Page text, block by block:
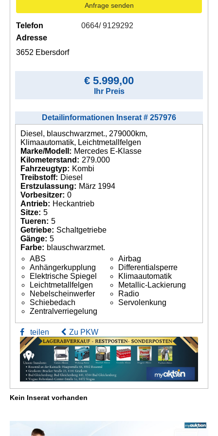
Anfrage senden
Telefon
0664/ 9129292
Adresse
3652 Ebersdorf
€ 5.999,00
Ihr Preis
Detailinformationen Inserat # 257976
Diesel, blauschwarzmet., 279000km,
Klimaautomatik, Leichtmetallfelgen
Marke/Modell: Mercedes E-Klasse
Kilometerstand: 279.000
Fahrzeugtyp: Kombi
Treibstoff: Diesel
Erstzulassung: März 1994
Vorbesitzer: 0
Antrieb: Heckantrieb
Sitze: 5
Tueren: 5
Getriebe: Schaltgetriebe
Gänge: 5
Farbe: blauschwarzmet.
ABS
Airbag
Anhängerkupplung
Differentialsperre
Elektrische Spiegel
Klimaautomatik
Leichtmetallfelgen
Metallic-Lackierung
Nebelscheinwerfer
Radio
Schiebedach
Servolenkung
Zentralverriegelung
teilen Zu PKW
Kein Inserat vorhanden